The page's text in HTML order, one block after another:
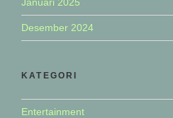
Desember 2024
KATEGORI
Entertainment